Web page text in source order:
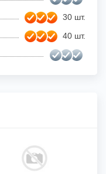
30 шт.
40 шт.